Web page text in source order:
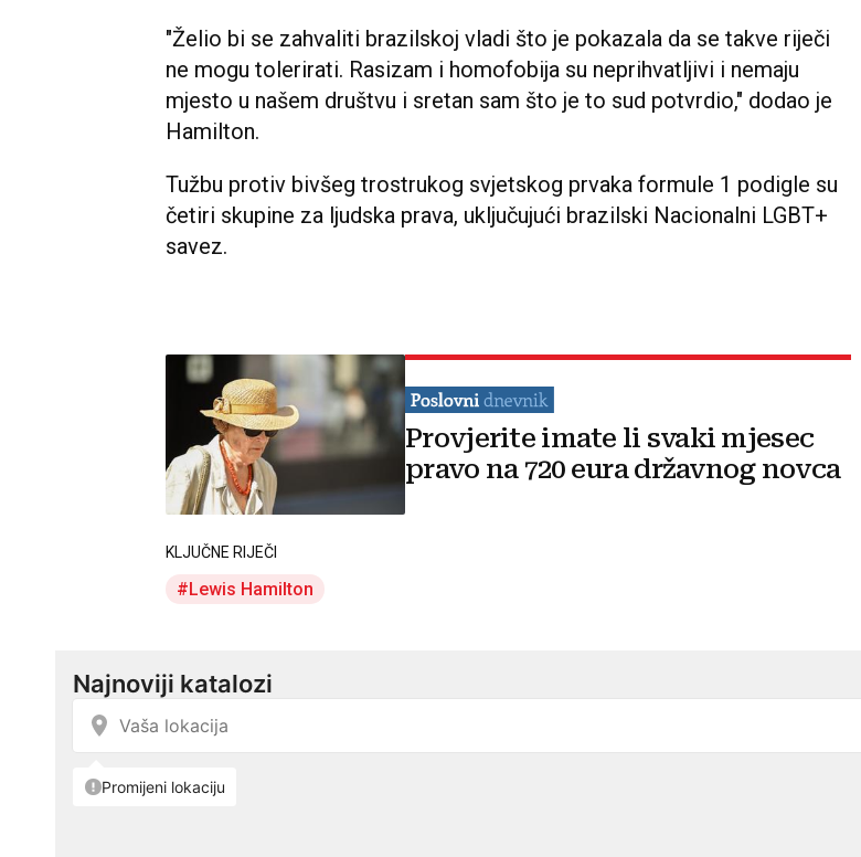
"Želio bi se zahvaliti brazilskoj vladi što je pokazala da se takve riječi
ne mogu tolerirati. Rasizam i homofobija su neprihvatljivi i nemaju
mjesto u našem društvu i sretan sam što je to sud potvrdio," dodao je
Hamilton.
Tužbu protiv bivšeg trostrukog svjetskog prvaka formule 1 podigle su
četiri skupine za ljudska prava, uključujući brazilski Nacionalni LGBT+
savez.
Provjerite imate li svaki mjesec
pravo na 720 eura državnog novca
KLJUČNE RIJEČI
Lewis Hamilton